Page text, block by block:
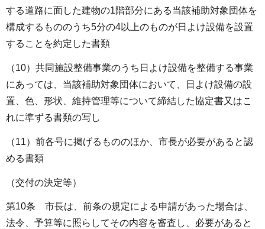
する道路に面した建物の1階部分にある当該補助対象団体を
構成するもののうち5分の4以上のものが日よけ設備を設置
することを約定した書類
（10）共同施設整備事業のうち日よけ設備を整備する事業
にあっては、当該補助対象団体において、日よけ設備の設
置、色、形状、維持管理等について締結した協定書又はこ
れに準ずる書類の写し
（11）前各号に掲げるもののほか、市長が必要があると認
める書類
（交付の決定等）
第10条 市長は、前条の規定による申請があった場合は、
法令、予算等に照らしてその内容を審査し、必要があると